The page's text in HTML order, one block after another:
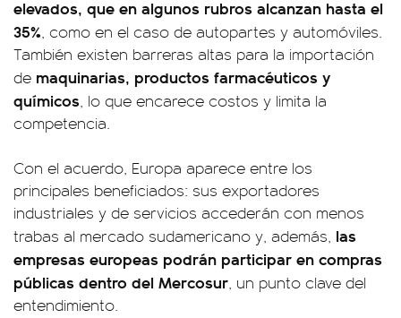
elevados, que en algunos rubros alcanzan hasta el
35%, como en el caso de autopartes y automóviles.
También existen barreras altas para la importación
de maquinarias, productos farmacéuticos y
químicos, lo que encarece costos y limita la
competencia.
Con el acuerdo, Europa aparece entre los
principales beneficiados: sus exportadores
industriales y de servicios accederán con menos
trabas al mercado sudamericano y, además, las
empresas europeas podrán participar en compras
públicas dentro del Mercosur, un punto clave del
entendimiento.